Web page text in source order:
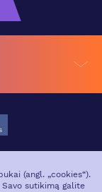
(angl. „cookies“).
sutikimą galite